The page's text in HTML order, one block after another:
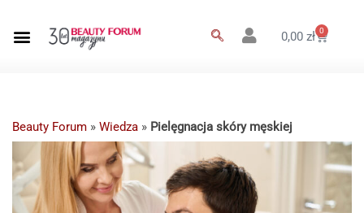
0,00zł 0
Beauty Forum » Wiedza » Pielęgnacja skóry męskiej